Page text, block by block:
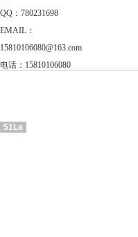
QQ：780231698
EMAIL：
15810106080@163.com
电话：15810106080
51La